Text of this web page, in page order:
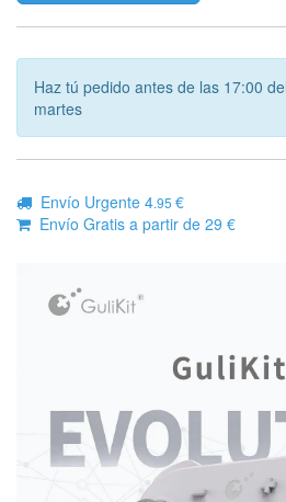
Haz tú pedido antes de las 17:00
martes
Envío Urgente 4.95 €
Envío Gratis a partir de 29 €